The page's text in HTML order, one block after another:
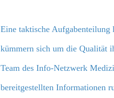
Eine taktische
kümmern sich um die Qualität
Team des Info-Netzwerk
bereitgestellten Informationen